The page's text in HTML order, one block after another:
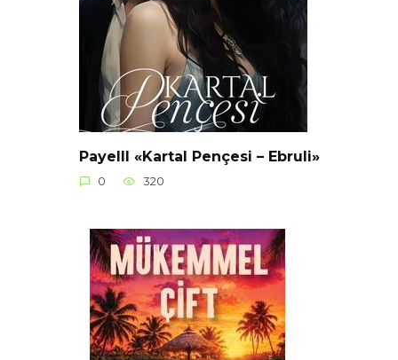
Payelll «Kartal Pençesi – Ebruli»
0 320